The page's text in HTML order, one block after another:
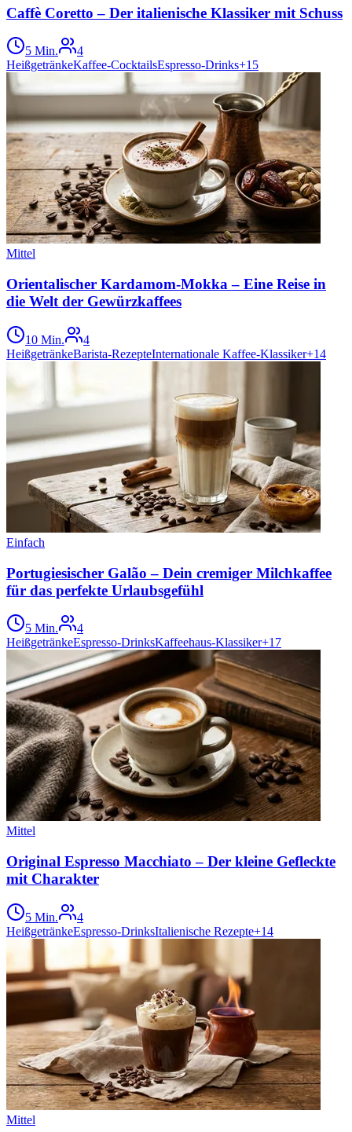
Caffè Coretto – Der italienische Klassiker mit Schuss
5 Min.
4
HeißgetränkeKaffee-CocktailsEspresso-Drinks+15
Mittel
Orientalischer Kardamom-Mokka – Eine Reise in
die Welt der Gewürzkaffees
10 Min.
4
HeißgetränkeBarista-RezepteInternationale Kaffee-Klassiker+14
Einfach
Portugiesischer Galão – Dein cremiger Milchkaffee
für das perfekte Urlaubsgefühl
5 Min.
4
HeißgetränkeEspresso-DrinksKaffeehaus-Klassiker+17
Mittel
Original Espresso Macchiato – Der kleine Gefleckte
mit Charakter
5 Min.
4
HeißgetränkeEspresso-DrinksItalienische Rezepte+14
Mittel